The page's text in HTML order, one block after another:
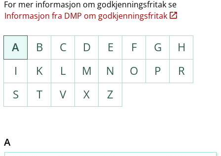
For mer informasjon om godkjenningsfritak se
Informasjon fra DMP om godkjenningsfritak
A B C D E F G
H
I
K L M N O P
R
S
T V X Z
A